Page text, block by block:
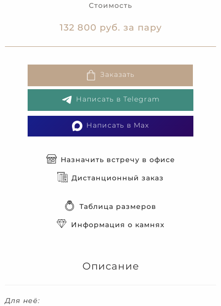
Стоимость
132 800 руб. за пару
Заказать
Написать в Telegram
Написать в Max
Назначить встречу в офисе
Дистанционный заказ
Таблица размеров
Информация о камнях
Описание
Для неё: